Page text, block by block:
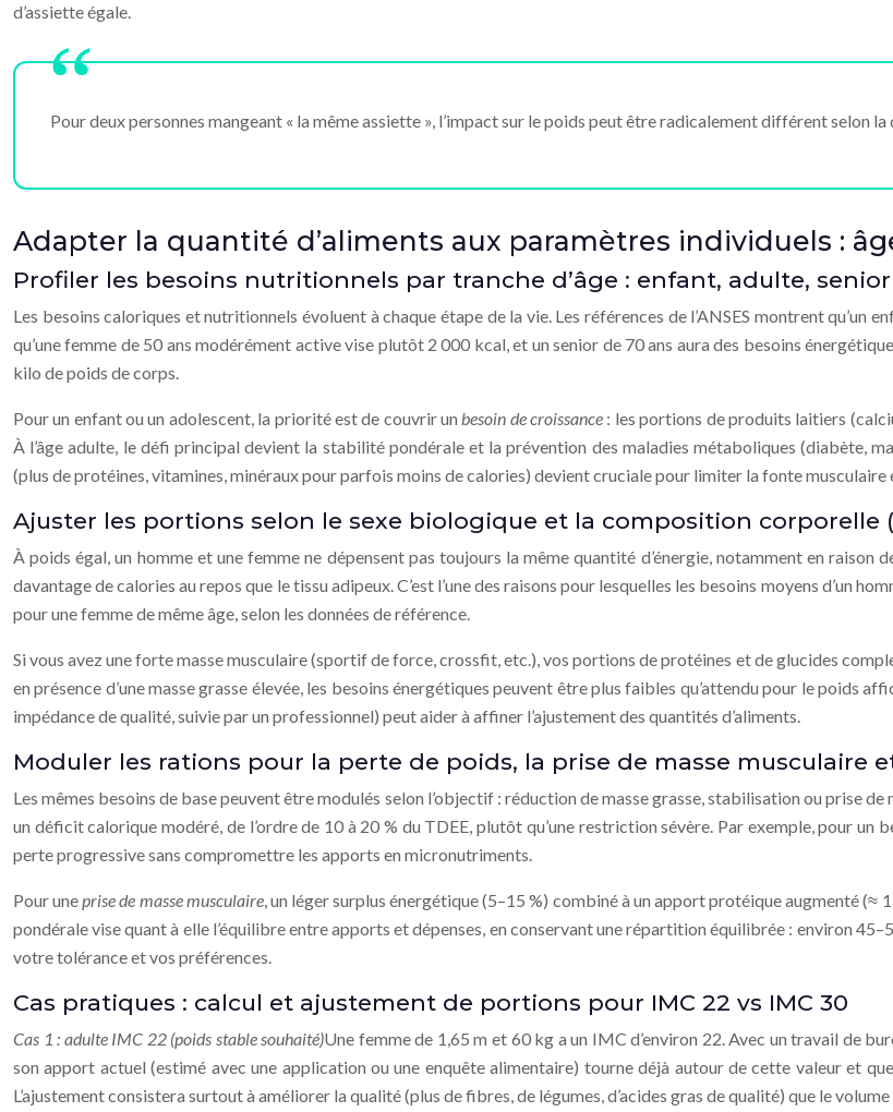
d’assiette égale.
Pour deux personnes mangeant « la même assiette », l’impact sur le poids peut être radicalement différent selon
Adapter la quantité d’aliments aux paramètres individuels :
Profiler les besoins nutritionnels par tranche d’âge : enfant, adulte, senior
Les besoins caloriques et nutritionnels évoluent à chaque étape de la vie. Les références de l’ANSES montrent qu’un
qu’une femme de 50 ans modérément active vise plutôt 2 000 kcal, et un senior de 70 ans aura des besoins
kilo de poids de corps.
Pour un enfant ou un adolescent, la priorité est de couvrir unbesoin de croissance : les portions de produits laitiers
À l’âge adulte, le défi principal devient la stabilité pondérale et la prévention des maladies métaboliques (diabète,
(plus de protéines, vitamines, minéraux pour parfois moins de calories) devient cruciale pour limiter la fonte musculaire
Ajuster les portions selon le sexe biologique et la composition corporelle
À poids égal, un homme et une femme ne dépensent pas toujours la même quantité d’énergie, notamment en raison
davantage de calories au repos que le tissu adipeux. C’est l’une des raisons pour lesquelles les besoins moyens d’un
pour une femme de même âge, selon les données de référence.
Si vous avez une forte masse musculaire (sportif de force, crossfit, etc.), vos portions de protéines et de glucides
en présence d’une masse grasse élevée, les besoins énergétiques peuvent être plus faibles qu’attendu pour le poids
impédance de qualité, suivie par un professionnel) peut aider à affiner l’ajustement des quantités d’aliments.
Moduler les rations pour la perte de poids, la prise de masse musculaire
Les mêmes besoins de base peuvent être modulés selon l’objectif : réduction de masse grasse, stabilisation ou prise de
un déficit calorique modéré, de l’ordre de 10 à 20 % du TDEE, plutôt qu’une restriction sévère. Par exemple, pour
perte progressive sans compromettre les apports en micronutriments.
Pour uneprise de masse musculaire, un léger surplus énergétique (5–15 %) combiné à un apport protéique augmenté
pondérale vise quant à elle l’équilibre entre apports et dépenses, en conservant une répartition équilibrée : environ
votre tolérance et vos préférences.
Cas pratiques : calcul et ajustement de portions pour IMC 22 vs IMC 30
Cas 1 : adulte IMC 22 (poids stable souhaité)Une femme de 1,65 m et 60 kg a un IMC d’environ 22. Avec un travail de
son apport actuel (estimé avec une application ou une enquête alimentaire) tourne déjà autour de cette valeur et
L’ajustement consistera surtout à améliorer la qualité (plus de fibres, de légumes, d’acides gras de qualité) que le